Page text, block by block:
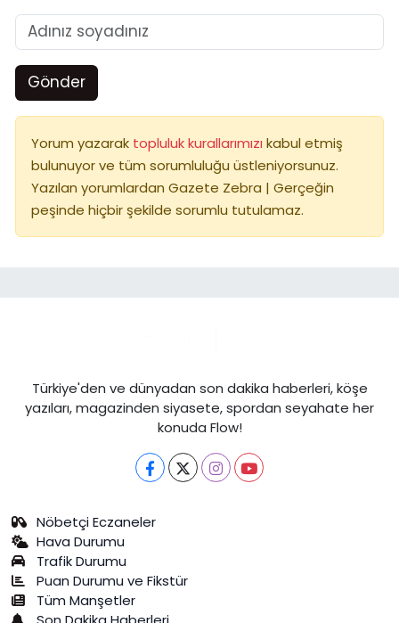
Gönder
Yorum yazarak topluluk kurallarımızı kabul etmiş
bulunuyor ve tüm sorumluluğu üstleniyorsunuz.
Yazılan yorumlardan Gazete Zebra | Gerçeğin
peşinde hiçbir şekilde sorumlu tutulamaz.
Türkiye'den ve dünyadan son dakika haberleri, köşe
yazıları, magazinden siyasete, spordan seyahate her
konuda Flow!
Nöbetçi Eczaneler
Hava Durumu
Trafik Durumu
Puan Durumu ve Fikstür
Tüm Manşetler